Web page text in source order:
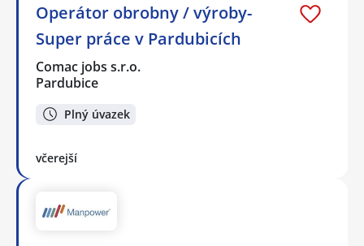
Operátor obrobny / výroby-
Super práce v Pardubicích
Comac jobs s.r.o.
Pardubice
Plný úvazek
včerejší